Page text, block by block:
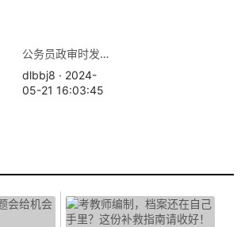
公务员政审时发现档案里的出生日期和身份证上不一致有什么影响？
dlbbj8 · 2024-
05-21 16:03:45